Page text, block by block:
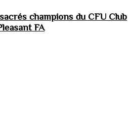
champions du CFU Club
FA